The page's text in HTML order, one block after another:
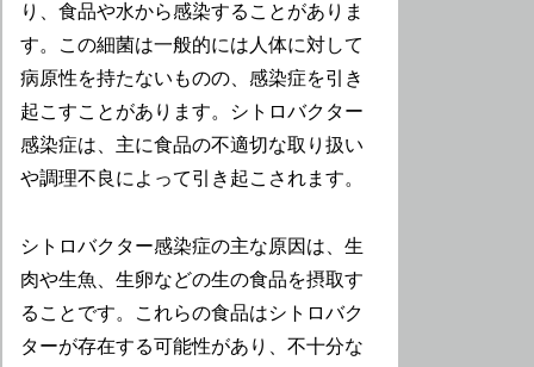
り、食品や水から感染することがありま
す。この細菌は一般的には人体に対して
病原性を持たないものの、感染症を引き
起こすことがあります。シトロバクター
感染症は、主に食品の不適切な取り扱い
や調理不良によって引き起こされます。
シトロバクター感染症の主な原因は、生
肉や生魚、生卵などの生の食品を摂取す
ることです。これらの食品はシトロバク
ターが存在する可能性があり、不十分な